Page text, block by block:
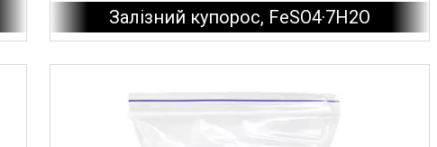
Залізний купорос, FeSO4·7H2O